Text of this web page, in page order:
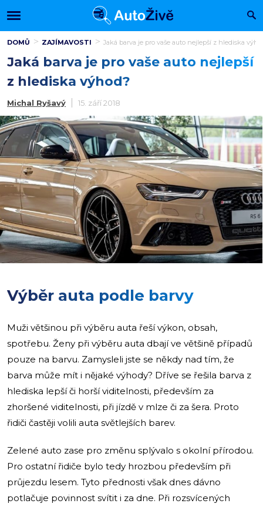
DOMŮ ZAJÍMAVOSTI Jaká barva je pro vaše auto nejlepší z hlediska
Jaká barva je pro vaše auto nejlepší
z hlediska výhod?
Michal Ryšavý 15. září 2018
Výběr auta podle barvy
Muži většinou při výběru auta řeší výkon, obsah,
spotřebu. Ženy při výběru auta dbají ve většině případů
pouze na barvu. Zamysleli jste se někdy nad tím, že
barva může mít i nějaké výhody? Dříve se řešila barva z
hlediska lepší či horší viditelnosti, především za
zhoršené viditelnosti, při jízdě v mlze či za šera. Proto
řidiči častěji volili auta světlejších barev.
Zelené auto zase pro změnu splývalo s okolní přírodou.
Pro ostatní řidiče bylo tedy hrozbou především při
průjezdu lesem. Tyto přednosti však dnes dávno
potlačuje povinnost svítit i za dne. Při rozsvícených